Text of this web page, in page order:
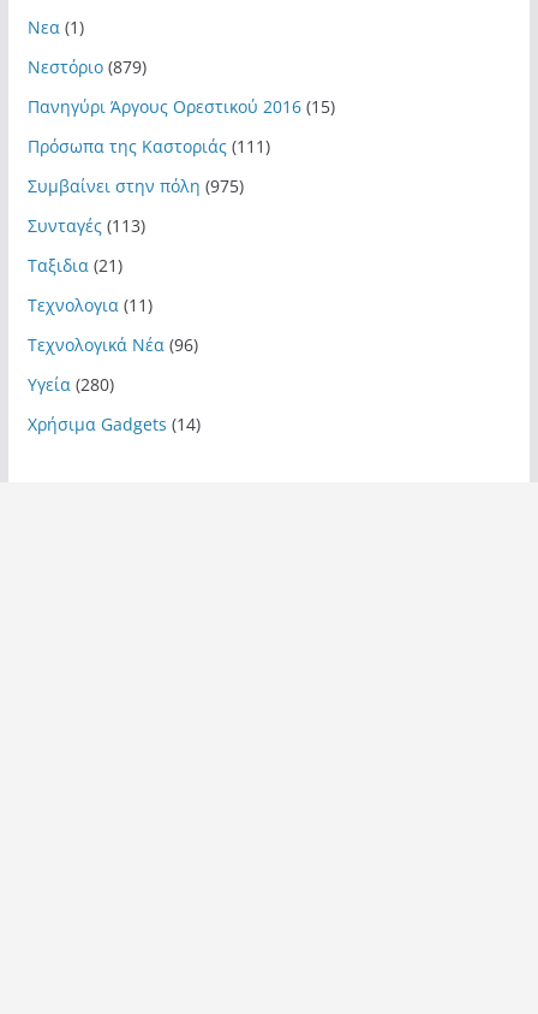
Νεα (1)
Νεστόριο(879)
Πανηγύρι Άργους Ορεστικού 2016(15)
Πρόσωπα της Καστοριάς(111)
Συμβαίνει στην πόλη (975)
Συνταγές(113)
Ταξιδια (21)
Τεχνολογια (11)
Τεχνολογικά Νέα (96)
Υγεία (280)
Χρήσιμα Gadgets (14)